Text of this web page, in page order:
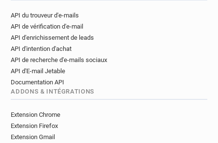
API du trouveur d'e-mails
API de vérification d'e-mail
API d'enrichissement de leads
API d'intention d'achat
API de recherche d'e-mails sociaux
API d'E-mail Jetable
Documentation API
ADDONS & INTÉGRATIONS
Extension Chrome
Extension Firefox
Extension Gmail